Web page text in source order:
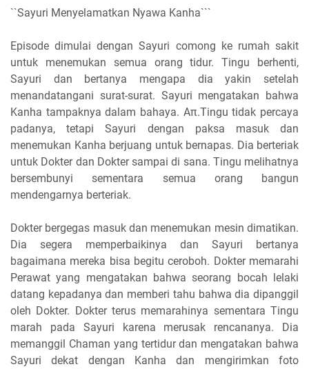
``Sayuri Menyelamatkan Nyawa Kanha```
Episode dimulai dengan Sayuri comong ke rumah sakit
untuk menemukan semua orang tidur. Tingu berhenti,
Sayuri dan bertanya mengapa dia yakin setelah
menandatangani surat-surat. Sayuri mengatakan bahwa
Kanha tampaknya dalam bahaya. Aπ.Tingu tidak percaya
padanya, tetapi Sayuri dengan paksa masuk dan
menemukan Kanha berjuang untuk bernapas. Dia berteriak
untuk Dokter dan Dokter sampai di sana. Tingu melihatnya
bersembunyi sementara semua orang bangun
mendengarnya berteriak.
Dokter bergegas masuk dan menemukan mesin dimatikan.
Dia segera memperbaikinya dan Sayuri bertanya
bagaimana mereka bisa begitu ceroboh. Dokter memarahi
Perawat yang mengatakan bahwa seorang bocah lelaki
datang kepadanya dan memberi tahu bahwa dia dipanggil
oleh Dokter. Dokter terus memarahinya sementara Tingu
marah pada Sayuri karena merusak rencananya. Dia
memanggil Chaman yang tertidur dan mengatakan bahwa
Sayuri dekat dengan Kanha dan mengirimkan foto